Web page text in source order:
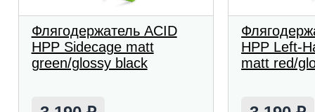
Флягодержатель ACID
HPP Sidecage matt
green/glossy black
HPP Left-
matt red/